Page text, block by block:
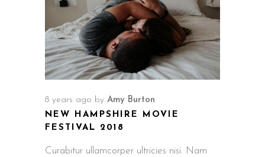
8 years ago by Amy Burton
NEW HAMPSHIRE MOVIE
FESTIVAL 2018
Curabitur ullamcorper ultricies nisi. Nam